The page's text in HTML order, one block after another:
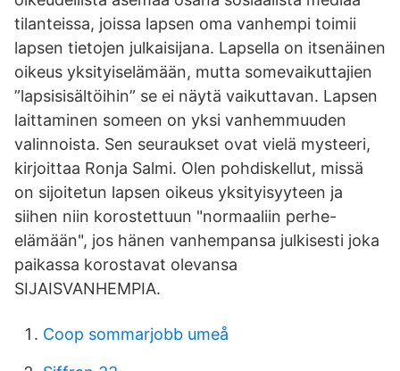
tilanteissa, joissa lapsen oma vanhempi toimii
lapsen tietojen julkaisijana. Lapsella on itsenäinen
oikeus yksityiselämään, mutta somevaikuttajien
”lapsisisältöihin” se ei näytä vaikuttavan. Lapsen
laittaminen someen on yksi vanhemmuuden
valinnoista. Sen seuraukset ovat vielä mysteeri,
kirjoittaa Ronja Salmi. Olen pohdiskellut, missä
on sijoitetun lapsen oikeus yksityisyyteen ja
siihen niin korostettuun "normaaliin perhe-
elämään", jos hänen vanhempansa julkisesti joka
paikassa korostavat olevansa
SIJAISVANHEMPIA.
Coop sommarjobb umeå